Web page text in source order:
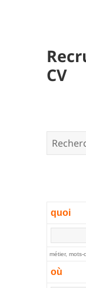
CV
quoi
métier, mots-
où